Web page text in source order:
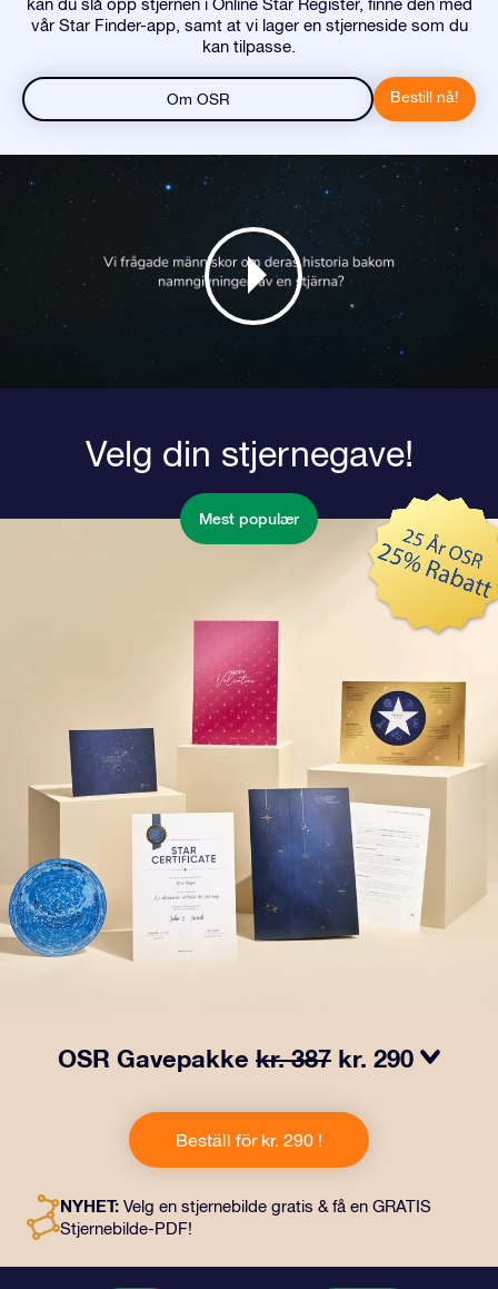
kan du slå opp stjernen i Online Star Register, finne den med
vår Star Finder-app, samt at vi lager en stjerneside som du
kan tilpasse.
Om OSR Bestill nå!
Velg din stjernegave!
Mest populær
OSR Gavepakke kr. 387 kr. 290
gaven inkluderer en vakker konvolutt og personlige
dokumenter som kan sendes til en adresse etter eget
valg, samt digitale dokumenter og gratis bruk av våre
til venner og kjære på.
Beställ för kr. 290 !
NYHET: Velg en stjernebilde gratis & få en GRATIS
Stjernebilde-PDF!